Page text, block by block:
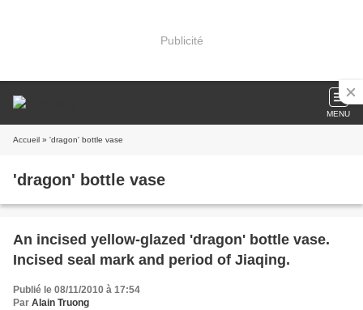
Publicité
MENU
Accueil » 'dragon' bottle vase
'dragon' bottle vase
An incised yellow-glazed 'dragon' bottle vase.
Incised seal mark and period of Jiaqing.
Publié le 08/11/2010 à 17:54
Par Alain Truong